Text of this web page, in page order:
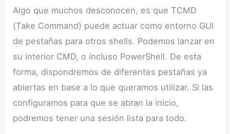
Algo que muchos desconocen, es que TCMD
(Take Command) puede actuar como entorno GUI
de pestañas para otros shells. Podemos lanzar en
su interior CMD, o incluso PowerShell. De esta
forma, dispondremos de diferentes pestañas ya
abiertas en base a lo que queramos utilizar. Si las
configuramos para que se abran la inicio,
podremos tener una sesión lista para todo.